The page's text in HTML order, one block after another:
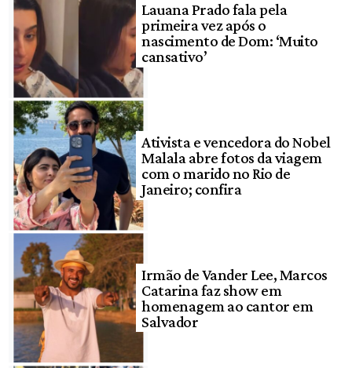
Lauana Prado fala pela
primeira vez após o
nascimento de Dom: ‘Muito
cansativo’
Ativista e vencedora do Nobel
Malala abre fotos da viagem
com o marido no Rio de
Janeiro; confira
Irmão de Vander Lee, Marcos
Catarina faz show em
homenagem ao cantor em
Salvador